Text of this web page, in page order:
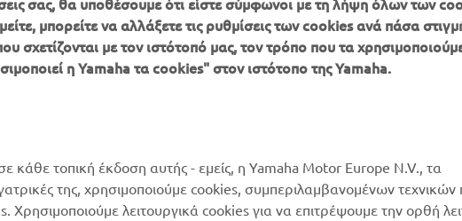
ΠΕΡΙΣΣΌΤΕΡΑ
YAMAHA
Yamaha Racing
Yamaha Motor Global
SUPPORT
διαχείριση των
χρησιμοποιημένων
μπορείτε να αλλάξετε τις ρυθμίσεις των cookies ανά πάσα
σχετίζονται με τον ιστότοπό μας, τον τρόπο που τα
η Yamaha τα cookies" στον ιστότοπο της Yamaha.
κάθε τοπική έκδοση αυτής - εμείς, η Yamaha Motor Europe N.V., τα
της, χρησιμοποιούμε cookies, συμπεριλαμβανομένων
λειτουργικά cookies για να επιτρέψουμε την ορθή